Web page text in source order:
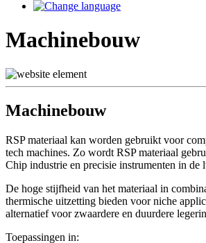
Machinebouw
Machinebouw
RSP materiaal kan worden gebruikt voor
tech machines. Zo wordt RSP materiaal
Chip industrie en precisie instrumenten in de
De hoge stijfheid van het materiaal in
thermische uitzetting bieden voor niche
alternatief voor zwaardere en duurdere
Toepassingen in: